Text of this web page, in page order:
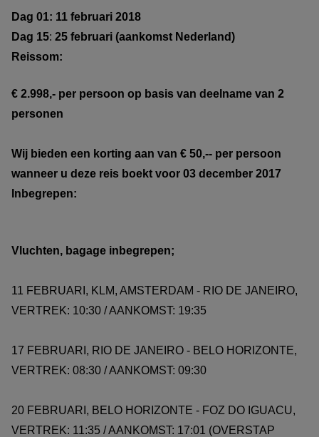
Dag 01: 11 februari 2018
Dag 15: 25 februari (aankomst Nederland)
Reissom:
€ 2.998,- per persoon op basis van deelname van 2
personen
Wij bieden een korting aan van € 50,-- per persoon
wanneer u deze reis boekt voor 03 december 2017
Inbegrepen:
Vluchten, bagage inbegrepen;
11 FEBRUARI, KLM, AMSTERDAM - RIO DE JANEIRO,
VERTREK: 10:30 / AANKOMST: 19:35
17 FEBRUARI, RIO DE JANEIRO - BELO HORIZONTE,
VERTREK: 08:30 / AANKOMST: 09:30
20 FEBRUARI, BELO HORIZONTE - FOZ DO IGUACU,
VERTREK: 11:35 / AANKOMST: 17:01 (OVERSTAP